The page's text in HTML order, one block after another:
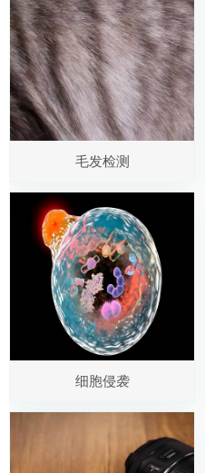
毛发检测
细胞侵袭